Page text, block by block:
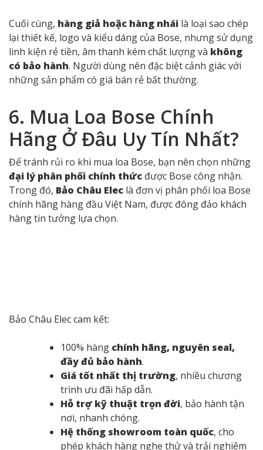
5. Phân Biệt Hàng Chính
Hãng, Xách Tay,
Refurbished Và Hàng Giả
Loa Bose chính hãnglà sản phẩm được nhập khẩu và
phân phối bởi đại lý ủy quyền tại Việt Nam. Sản phẩm
cótem nhập khẩu, số serial chuẩn, đi kèm chính
sách bảo hành chính thức trong nước.
Ngược lại, loa xách tay